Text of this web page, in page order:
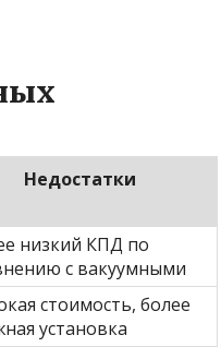
Недостатки
низкий КПД по
с вакуумными
стоимость, более
установка